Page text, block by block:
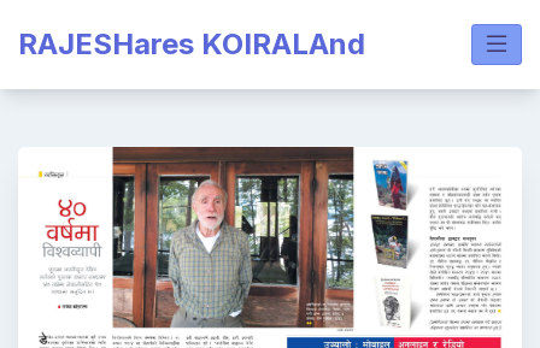
RAJESHares KOIRALAnd